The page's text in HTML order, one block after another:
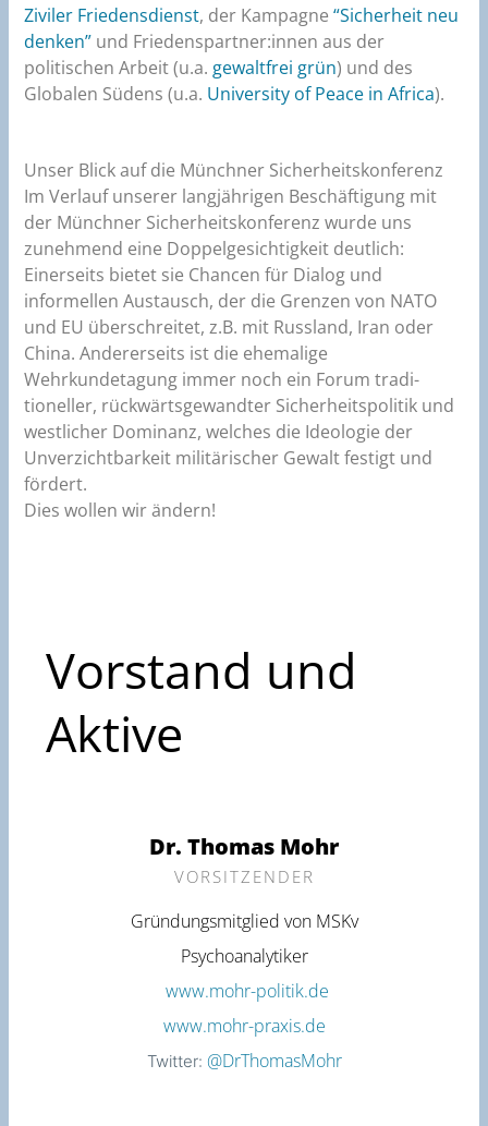
Ziviler Friedensdienst, der Kampagne“Sicherheit neu
denken” und Friedenspartner:innen aus der
politischen Arbeit (u.a. gewaltfrei grün) und des
Globalen Südens (u.a. University of Peace in Africa).
Unser Blick auf die Münchner Sicherheitskonferenz
Im Verlauf unserer langjährigen Beschäftigung mit
der Münchner Sicherheitskonferenz wurde uns
zunehmend eine Doppelgesichtigkeit deutlich:
Einerseits bietet sie Chancen für Dialog und
informellen Aus­tausch, der die Grenzen von NATO
und EU überschreitet, z.B. mit Russ­land, Iran oder
China. Andererseits ist die ehemalige
Wehrkundetagung immer noch ein Forum tradi­
tioneller, rückwärtsgewandter Sicher­heitspolitik und
westlicher Dominanz, welches die Ideologie der
Unverzichtbarkeit militärischer Gewalt festigt und
fördert.
Dies wollen wir ändern!
Vorstand und
Aktive
Dr. Thomas Mohr
VORSITZENDER
Gründungsmitglied von MSKv
Psychoanalytiker
www.mohr-politik.de
www.mohr-praxis.de
Twitter: @DrThomasMohr